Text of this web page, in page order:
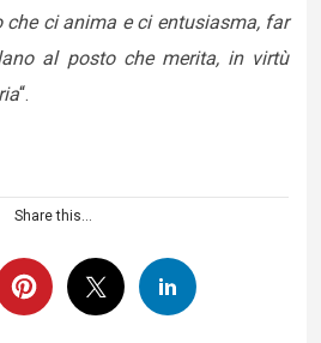
che ci anima e ci entusiasma, far
al posto che merita, in virtù
“.
Share this...